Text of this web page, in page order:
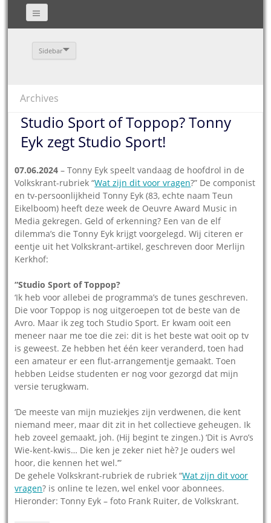
Sidebar
Archives
Studio Sport of Toppop? Tonny
Eyk zegt Studio Sport!
07.06.2024 – Tonny Eyk speelt vandaag de hoofdrol in de
Volkskrant-rubriek “Wat zijn dit voor vragen?” De componist
en tv-persoonlijkheid Tonny Eyk (83, echte naam Teun
Eikelboom) heeft deze week de Oeuvre Award Music in
Media gekregen. Geld of erkenning? Een van de elf
dilemma’s die Tonny Eyk krijgt voorgelegd. Wij citeren er
eentje uit het Volkskrant-artikel, geschreven door Merlijn
Kerkhof:
“Studio Sport of Toppop?
‘Ik heb voor allebei de programma’s de tunes geschreven.
Die voor Toppop is nog uitgeroepen tot de beste van de
Avro. Maar ik zeg toch Studio Sport. Er kwam ooit een
meneer naar me toe die zei: dit is het beste wat ooit op tv
is geweest. Ze hebben het één keer veranderd, toen had
een amateur er een flut-arrangementje gemaakt. Toen
hebben Leidse studenten er nog voor gezorgd dat mijn
versie terugkwam.
‘De meeste van mijn muziekjes zijn verdwenen, die kent
niemand meer, maar dit zit in het collectieve geheugen. Ik
heb zoveel gemaakt, joh. (Hij begint te zingen.) ‘Dit is Avro’s
Wie-kent-kwis… Die ken je zeker niet hè? Je ouders wel
hoor, die kennen het wel.’”
De gehele Volkskrant-rubriek de rubriek “Wat zijn dit voor
vragen? is online te lezen, wel enkel voor abonnees.
Hieronder: Tonny Eyk – foto Frank Ruiter, de Volkskrant.